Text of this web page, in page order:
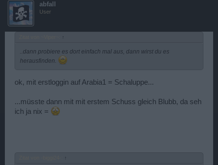
abfall
User
↑
..dann probiere es dort einfach mal aus, dann wirst du es
herausfinden.
ok, mit erstloggin auf Arabia1 = Schaluppe...
...müsste dann mit mit erstem Schuss gleich Blubb, da seh
ich ja nix =
↑